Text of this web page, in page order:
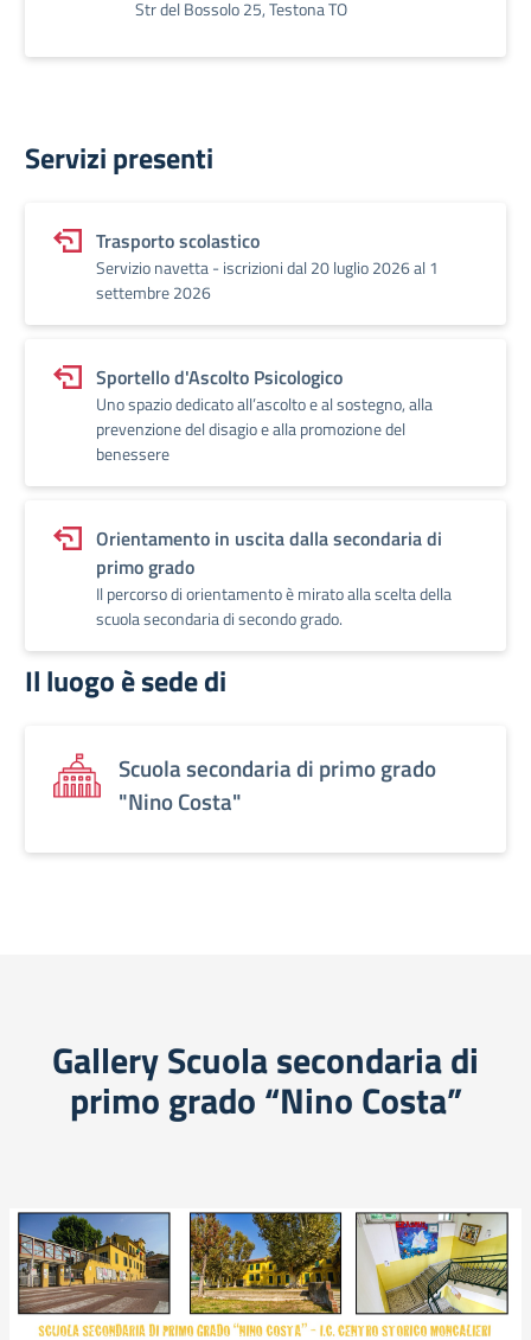
Str del Bossolo 25, Testona TO
Servizi presenti
Trasporto scolastico
Servizio navetta - iscrizioni dal 20 luglio 2026 al 1
settembre 2026
Sportello d'Ascolto Psicologico
Uno spazio dedicato all’ascolto e al sostegno, alla
prevenzione del disagio e alla promozione del
benessere
Orientamento in uscita dalla secondaria di
primo grado
Il percorso di orientamento è mirato alla scelta della
scuola secondaria di secondo grado.
Il luogo è sede di
Scuola secondaria di primo grado
"Nino Costa"
Gallery Scuola secondaria di
primo grado “Nino Costa”